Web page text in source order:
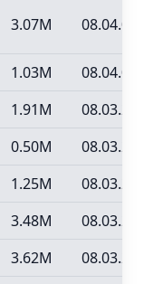
3.07M 08.04.02
1.03M
08.04.02
1.91M
08.03.29
0.50M
08.03.29
1.25M
08.03.29
3.48M
08.03.29
3.62M
08.03.29